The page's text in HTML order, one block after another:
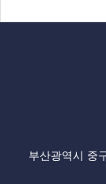
부산광역시 중